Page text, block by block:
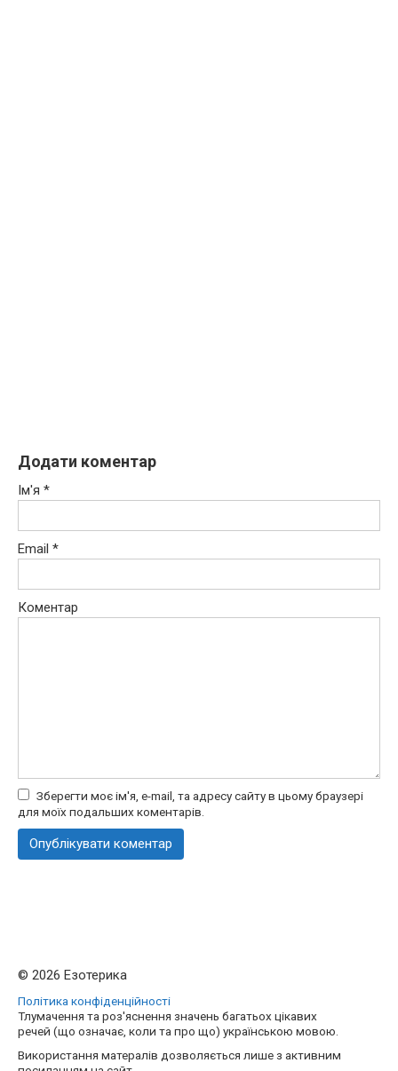
Додати коментар
Ім'я *
Email *
Коментар
Зберегти моє ім'я, e-mail, та адресу сайту в цьому браузері
для моїх подальших коментарів.
© 2026 Езотерика
Політика конфіденційності
Тлумачення та роз'яснення значень багатьох цікавих
речей (що означає, коли та про що) українською мовою.
Використання матералів дозволяється лише з активним